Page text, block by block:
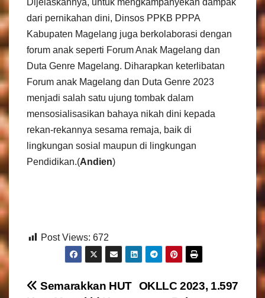
Dijelaskannya, untuk mengkampanyekan dampak
dari pernikahan dini, Dinsos PPKB PPPA
Kabupaten Magelang juga berkolaborasi dengan
forum anak seperti Forum Anak Magelang dan
Duta Genre Magelang. Diharapkan keterlibatan
Forum anak Magelang dan Duta Genre 2023
menjadi salah satu ujung tombak dalam
mensosialisasikan bahaya nikah dini kepada
rekan-rekannya sesama remaja, baik di
lingkungan sosial maupun di lingkungan
Pendidikan.(Andien)
Post Views: 672
N
OKLLC 2023, 1.597
Semarakkan HUT